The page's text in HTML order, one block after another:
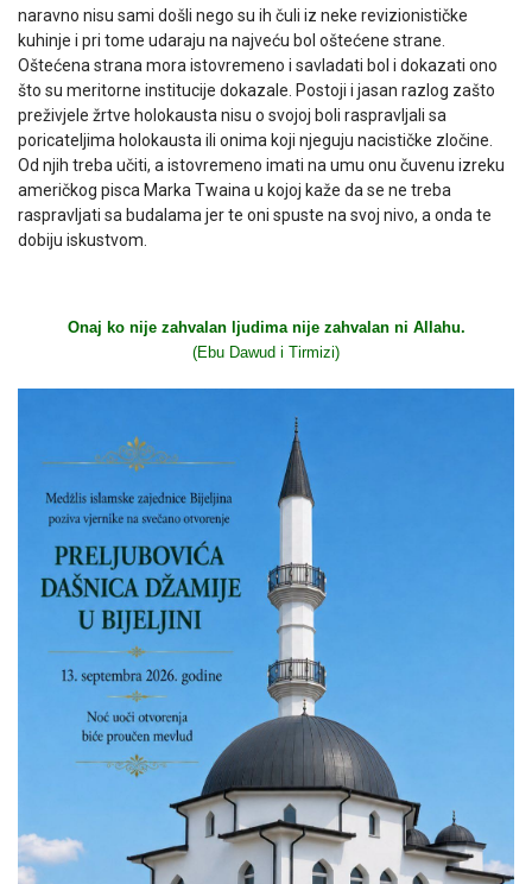
naravno nisu sami došli nego su ih čuli iz neke revizionističke
kuhinje i pri tome udaraju na najveću bol oštećene strane.
Oštećena strana mora istovremeno i savladati bol i dokazati ono
što su meritorne institucije dokazale. Postoji i jasan razlog zašto
preživjele žrtve holokausta nisu o svojoj boli raspravljali sa
poricateljima holokausta ili onima koji njeguju nacističke zločine.
Od njih treba učiti, a istovremeno imati na umu onu čuvenu izreku
američkog pisca Marka Twaina u kojoj kaže da se ne treba
raspravljati sa budalama jer te oni spuste na svoj nivo, a onda te
dobiju iskustvom.
Onaj ko nije zahvalan ljudima nije zahvalan ni Allahu.
(Ebu Dawud i Tirmizi)